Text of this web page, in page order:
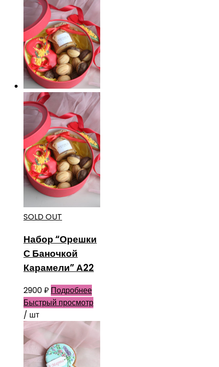
SOLD OUT
Набор “Орешки
С Баночкой
Карамели” А22
2900₽ Подробнее
Быстрый просмотр
/ шт